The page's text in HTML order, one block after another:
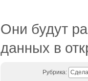
Они будут
данных в
Рубрика: